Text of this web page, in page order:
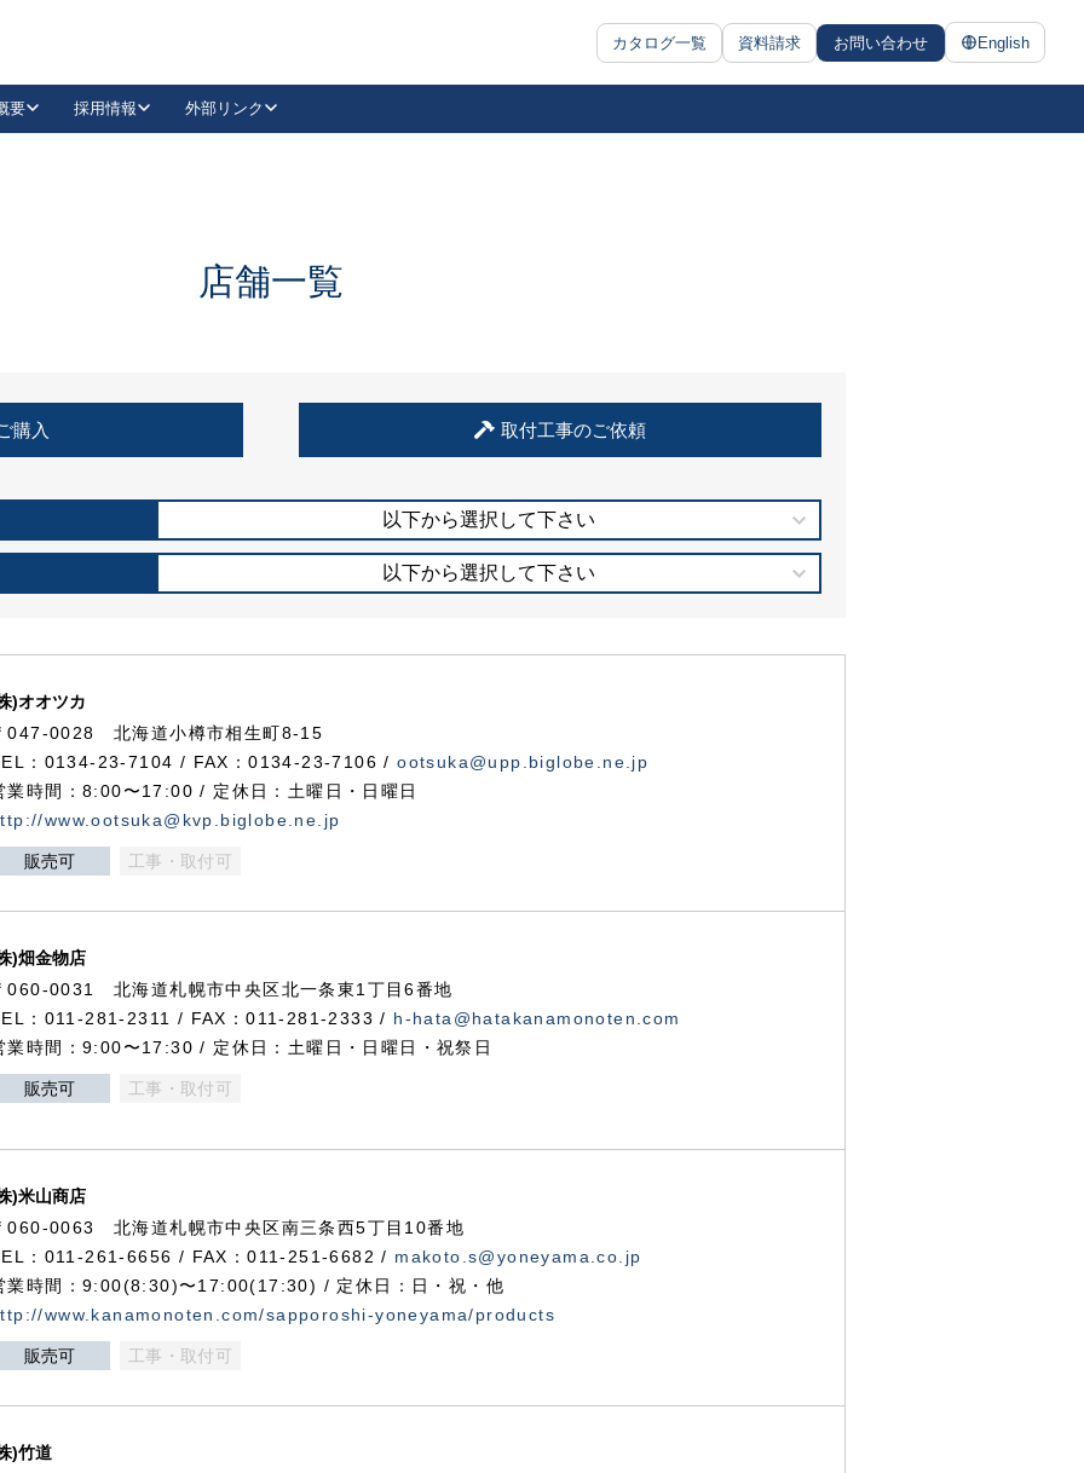
カタログ一覧 資料請求 お問い合わせ English
抗ウイルス・抗菌製品
要 採用情報 外部リンク
LinkedIn
住宅使用部材標準化推進協議会
店舗一覧
購入 取付工事のご依頼
以下から選択して下さい
以下から選択して下さい
)オオツカ
047-0028 北海道小樽市相生町8-15
：0134-23-7104 / FAX：0134-23-7106 /ootsuka@upp.biglobe.ne.jp
業時間：8:00〜17:00 / 定休日：土曜日・日曜日
www.ootsuka@kvp.biglobe.ne.jp
販売可 工事・取付可
)畑金物店
060-0031 北海道札幌市中央区北一条東1丁目6番地
：011-281-2311 / FAX：011-281-2333 / h-hata@hatakanamonoten.com
業時間：9:00〜17:30 / 定休日：土曜日・日曜日・祝祭日
販売可 工事・取付可
)米山商店
060-0063 北海道札幌市中央区南三条西5丁目10番地
：011-261-6656 / FAX：011-251-6682 / makoto.s@yoneyama.co.jp
業時間：9:00(8:30)〜17:00(17:30) / 定休日：日・祝・他
www.kanamonoten.com/sapporoshi-yoneyama/products
販売可 工事・取付可
)竹道